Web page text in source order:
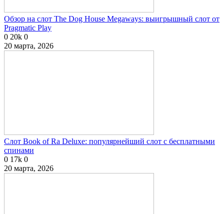
Обзор на слот The Dog House Megaways: выигрышный слот от
Pragmatic Play
0 20k 0
20 марта, 2026
Слот Book of Ra Deluxe: популярнейший слот с бесплатными
спинами
0 17k 0
20 марта, 2026